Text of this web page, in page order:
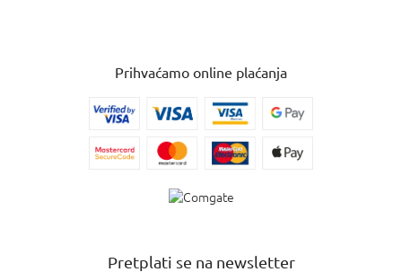
Prihvaćamo online plaćanja
Pretplati se na newsletter